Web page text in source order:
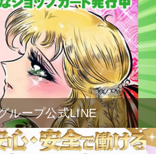
ループ公式LINE